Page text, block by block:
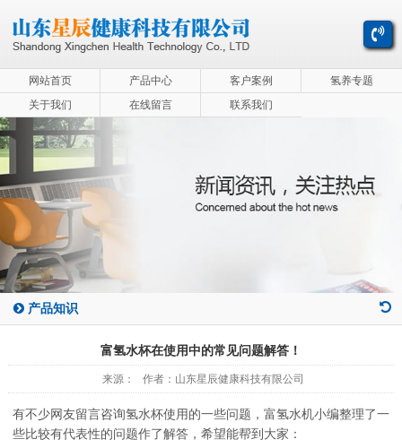
网站首页 产品中心 客户案例
氢养专题
关于我们
在线留言 联系我们
产品知识
富氢水杯在使用中的常见问题解答！
来源： 作者：山东星辰健康科技有限公司
有不少网友留言咨询氢水杯使用的一些问题，富氢水机小编整理了一
些比较有代表性的问题作了解答，希望能帮到大家：